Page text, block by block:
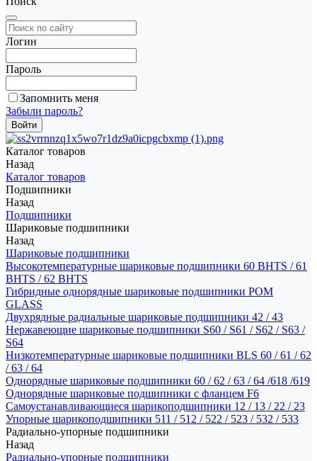
Логин
Пароль
Запомнить меня
Забыли пароль?
Каталог товаров
Назад
Каталог товаров
Подшипники
Назад
Подшипники
Шариковые подшипники
Назад
Шариковые подшипники
Высокотемпературные шариковые подшипники 60 BHTS / 61
BHTS / 62 BHTS
Гибридные однорядные шариковые подшипники POM
GLASS
Двухрядные радиальные шариковые подшипники 42 / 43
Нержавеющие шариковые подшипники S60 / S61 / S62 / S63 /
S64
Низкотемпературные шариковые подшипники BLS 60 / 61 / 62
/ 63 / 64
Однорядные шариковые подшипники 60 / 62 / 63 / 64 /618 /619
Однорядные шариковые подшипники с фланцем F6
Самоустанавливающиеся шарикоподшипники 12 / 13 / 22 / 23
Упорные шарикоподшипники 511 / 512 / 522 / 523 / 532 / 533
Радиально-упорные подшипники
Назад
Радиально-упорные подшипники